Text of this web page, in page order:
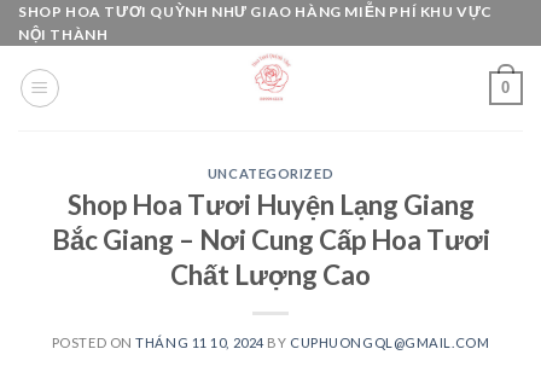
Skip
to
content
SHOP HOA TƯƠI QUỲNH NHƯ GIAO HÀNG MIỄN PHÍ KHU VỰC
NỘI THÀNH
0
UNCATEGORIZED
Shop Hoa Tươi Huyện Lạng Giang
Bắc Giang – Nơi Cung Cấp Hoa Tươi
Chất Lượng Cao
POSTED ONTHÁNG 11 10, 2024 BY CUPHUONGQL@GMAIL.COM